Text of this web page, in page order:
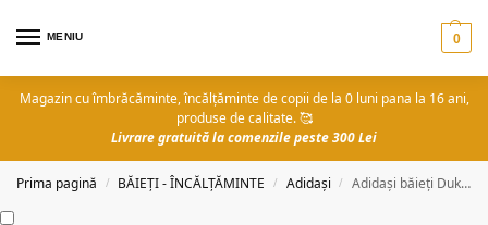
MENIU 0
Magazin cu îmbrăcăminte, încălțăminte de copii de la 0 luni pana la 16 ani,
produse de calitate. 🥰
Livrare gratuită la comenzile peste 300 Lei
Prima pagină / BĂIEȚI - ÎNCĂLȚĂMINTE / Adidași / Adidași băieți Dukker